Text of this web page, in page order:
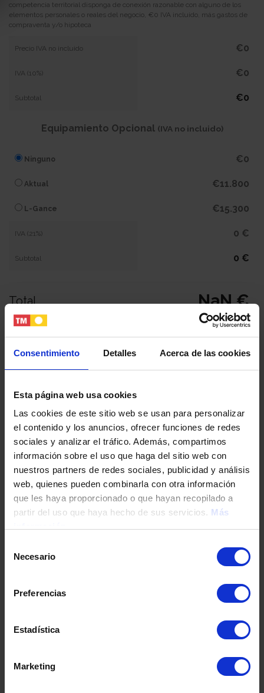
Consentimiento Detalles Acerca de las cookies
Esta página web usa cookies
Las cookies de este sitio web se usan para personalizar
el contenido y los anuncios, ofrecer funciones de redes
sociales y analizar el tráfico. Además, compartimos
información sobre el uso que haga del sitio web con
nuestros partners de redes sociales, publicidad y análisis
web, quienes pueden combinarla con otra información
que les haya proporcionado o que hayan recopilado a
partir del uso que haya hecho de sus servicios. Más
Necesario
Preferencias
Estadística
Marketing
Tu nombre y apellidos
Tu teléfono
DNI / Pasaporte / NIE
Población
competencia territorial disponga de conexión razonable con alguno de los
elementos personales o reales del negocio, €0 IVA incluido, más gastos de
compraventa y/o hipoteca
Precio IVA no incluido €0
IVA (10%) €0
Subtotal €0
Equipamiento Opcional (IVA no incluido)
Ninguno €0
Aktual €11.800
L-Gance €15.300
IVA (21%) 0 €
Subtotal 0 €
Total NaN €